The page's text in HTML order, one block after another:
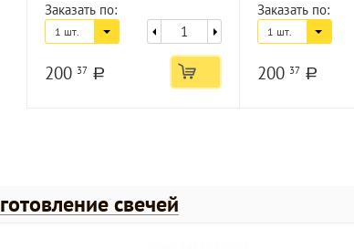
Заказать по:
1 шт.
200 37 a
Заказать по:
1 шт.
200 37 a
свечей